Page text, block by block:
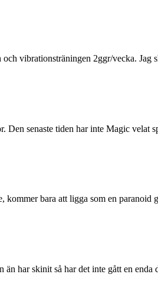
vibrationsträningen 2ggr/vecka.
senaste tiden har inte Magic
kommer bara att ligga som en
har skinit så har det inte gått en